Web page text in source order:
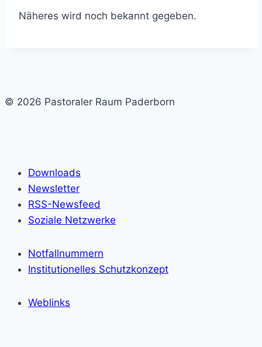
Näheres wird noch bekannt gegeben.
© 2026 Pastoraler Raum Paderborn
Downloads
Newsletter
RSS-Newsfeed
Soziale Netzwerke
Notfallnummern
Institutionelles Schutzkonzept
Weblinks